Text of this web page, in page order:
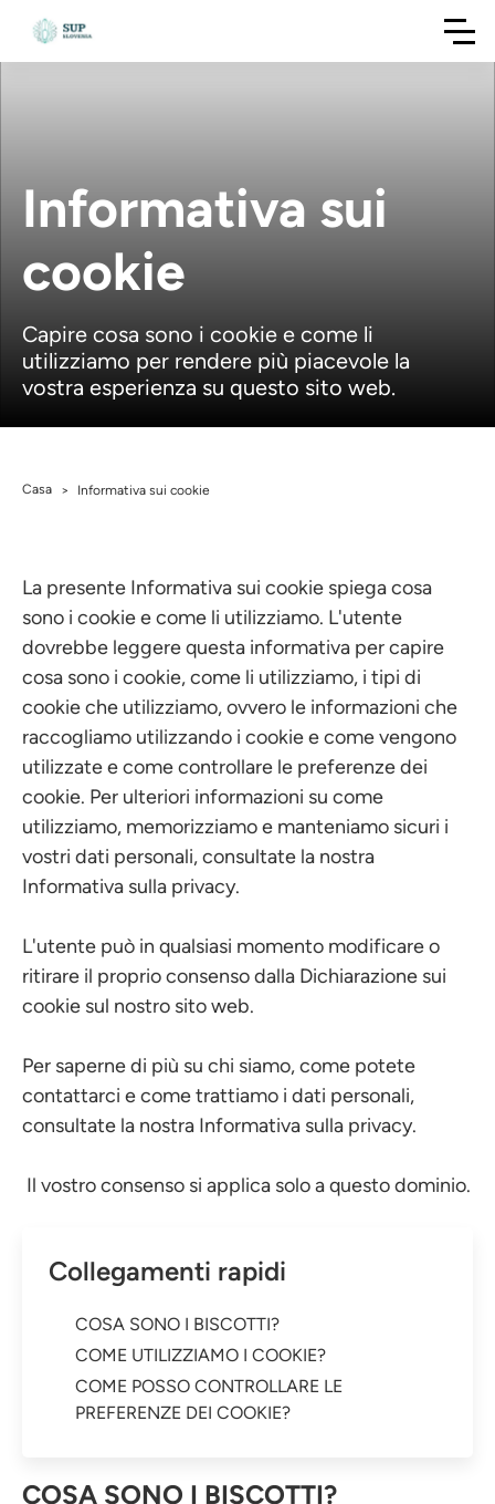
Informativa sui
cookie
Capire cosa sono i cookie e come li
utilizziamo per rendere più piacevole la
vostra esperienza su questo sito web.
Casa > Informativa sui cookie
La presente Informativa sui cookie spiega cosa
sono i cookie e come li utilizziamo. L'utente
dovrebbe leggere questa informativa per capire
cosa sono i cookie, come li utilizziamo, i tipi di
cookie che utilizziamo, ovvero le informazioni che
raccogliamo utilizzando i cookie e come vengono
utilizzate e come controllare le preferenze dei
cookie. Per ulteriori informazioni su come
utilizziamo, memorizziamo e manteniamo sicuri i
vostri dati personali, consultate la nostra
Informativa sulla privacy.
L'utente può in qualsiasi momento modificare o
ritirare il proprio consenso dalla Dichiarazione sui
cookie sul nostro sito web.
Per saperne di più su chi siamo, come potete
contattarci e come trattiamo i dati personali,
consultate la nostra Informativa sulla privacy.
Il vostro consenso si applica solo a questo dominio.
Collegamenti rapidi
COSA SONO I BISCOTTI?
COME UTILIZZIAMO I COOKIE?
COME POSSO CONTROLLARE LE
PREFERENZE DEI COOKIE?
COSA SONO I BISCOTTI?